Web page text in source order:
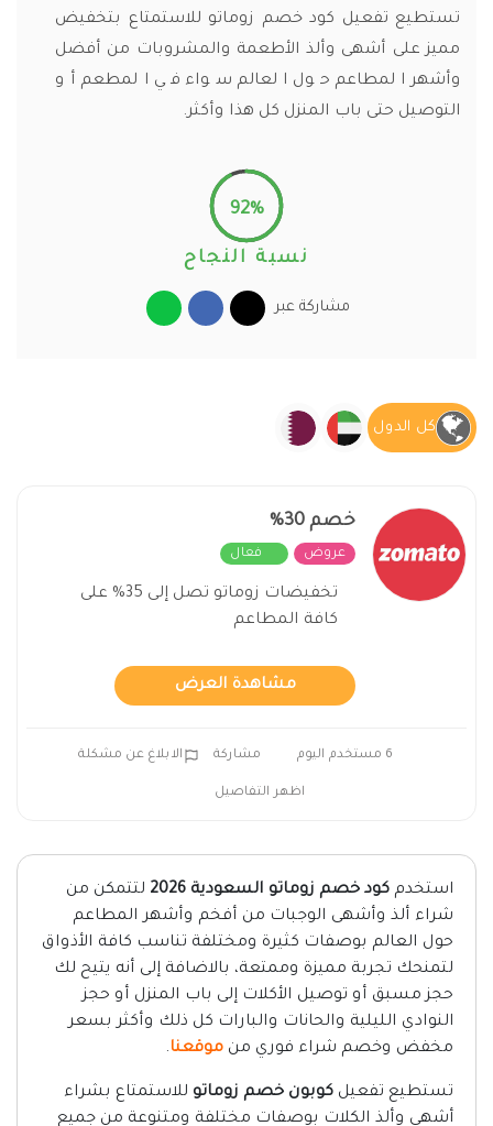
تستطيع تفعيل كود خصم زوماتو للاستمتاع بتخفيض
مميز على أشهى وألذ الأطعمة والمشروبات من أفضل
وأشهر المطاعم حول العالم سواء في المطعم أو
التوصيل حتى باب المنزل كل هذا وأكثر.
92%
نسبة النجاح
مشاركة عبر
كل الدول
خصم 30%
عروض فعال
تخفيضات زوماتو تصل إلى 35% على
كافة المطاعم
مشاهدة العرض
6 مستخدم اليوم مشاركة الابلاغ عن مشكلة
اظهر التفاصيل
استخدم كود خصم زوماتو السعودية 2026
لتتمكن من
شراء ألذ وأشهى الوجبات من أفخم وأشهر المطاعم
حول العالم بوصفات كثيرة ومختلفة تناسب كافة الأذواق
لتمنحك تجربة مميزة وممتعة، بالاضافة إلى أنه يتيح لك
حجز مسبق أو توصيل الأكلات إلى باب المنزل أو حجز
النوادي الليلية والحانات والبارات كل ذلك وأكثر بسعر
مخفض وخصم شراء فوري من موقعنا.
تستطيع تفعيل كوبون خصم زوماتو للاستمتاع بشراء
أشهى وألذ الكلات بوصفات مختلفة ومتنوعة من جميع